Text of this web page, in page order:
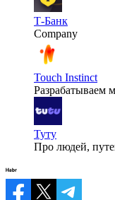
Т-Банк
Company
Touch Instinct
Разрабатываем
Туту
Про людей,